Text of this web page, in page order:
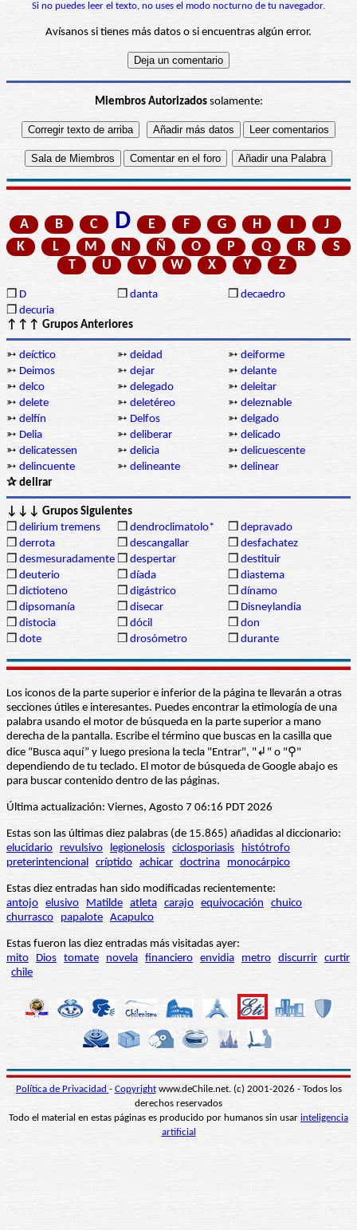
Si no puedes leer el texto, no uses el modo nocturno de tu navegador.
Avísanos si tienes más datos o si encuentras algún error.
Miembros Autorizadossolamente:
A B C D E F G H
J
K
L M N Ñ O P Q R
S
T
U V W X Y Z
❒ D ❒ danta ❒ decaedro
❒ decuria
↑↑↑ Grupos Anteriores
➳ deíctico ➳ deidad ➳ deiforme
➳ Deimos ➳ dejar ➳ delante
➳ delco ➳ delegado ➳ deleitar
➳ delete ➳ deletéreo ➳ deleznable
➳ delfín ➳ Delfos ➳ delgado
➳ Delia ➳ deliberar ➳ delicado
➳ delicatessen ➳ delicia ➳ delicuescente
➳ delincuente ➳ delineante ➳ delinear
✰ delirar
↓↓↓ Grupos Siguientes
❒ delirium tremens ❒ dendroclimatolo* ❒ depravado
❒ derrota ❒ descangallar ❒ desfachatez
❒ desmesuradamente ❒ despertar ❒ destituir
❒ deuterio ❒ díada ❒ diastema
❒ dictioteno ❒ digástrico ❒ dínamo
❒ dipsomanía ❒ disecar ❒ Disneylandia
❒ distocia ❒ dócil ❒ don
❒ dote ❒ drosómetro ❒ durante
Los iconos de la parte superior e inferior de la página te llevarán a otras
secciones útiles e interesantes. Puedes encontrar la etimología de una
palabra usando el motor de búsqueda en la parte superior a mano
derecha de la pantalla. Escribe el término que buscas en la casilla que
dice “Busca aquí” y luego presiona la tecla "Entrar", "↲" o "⚲"
dependiendo de tu teclado. El motor de búsqueda de Google abajo es
para buscar contenido dentro de las páginas.
Última actualización: Viernes, Agosto 7 06:16 PDT 2026
Estas son las últimas diez palabras (de 15.865) añadidas al diccionario:
elucidario
revulsivo legionelosis ciclosporiasis
histótrofo
preterintencional
críptido achicar doctrina monocárpico
Estas diez entradas han sido modificadas recientemente:
antojo elusivo Matilde atleta carajo equivocación
chuico
churrasco
papalote Acapulco
Estas fueron las diez entradas más visitadas ayer:
mito
Dios tomate novela financiero envidia metro discurrir curtir
chile
Política de Privacidad - Copyrightwww.deChile.net. (c) 2001-2026 - Todos los
derechos reservados
Todo el material en estas páginas es producido por humanos sin usar inteligencia
artificial